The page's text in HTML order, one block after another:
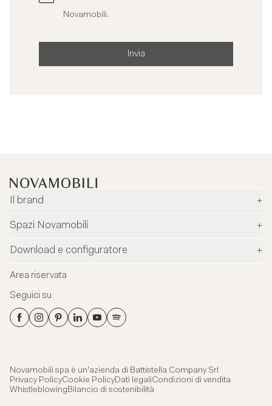
Novamobili.
Invia
Il brand
+
Azienda
Designer
News
Spazi Novamobili
+
Rivenditori
Flagship Store Milano
Virtual Tour
Flagship Store Milano
Showroom aziendale
Download e configuratore
+
Configuratore
Schede tecniche
Area riservata
Seguici su
Novamobili spa è un'azienda di Battistella Company Srl
Privacy PolicyCookie PolicyDati legaliCondizioni di vendita
Whistleblowing Bilancio di sostenibilità